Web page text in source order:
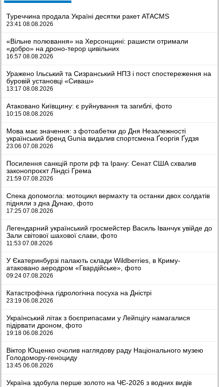
Туреччина продала Україні десятки ракет ATACMS
23:41 08.08.2026
«добро» на дроно-терор цивільних
16:57 08.08.2026
буровій установці «Сиваш»
13:17 08.08.2026
10:15 08.08.2026
український бренд Gunia видалив спортсмена Ґеоргія Ґудзя
23:06 07.08.2026
законопроєкт Ліндсі Грема
21:59 07.08.2026
підняли з дна Дунаю, фото
17:25 07.08.2026
Зали світової шахової слави, фото
11:53 07.08.2026
атаковано аеродром «Гвардійське», фото
09:24 07.08.2026
23:19 06.08.2026
підірвати дроном, фото
19:18 06.08.2026
Голодомору-геноциду
13:45 06.08.2026
спорту